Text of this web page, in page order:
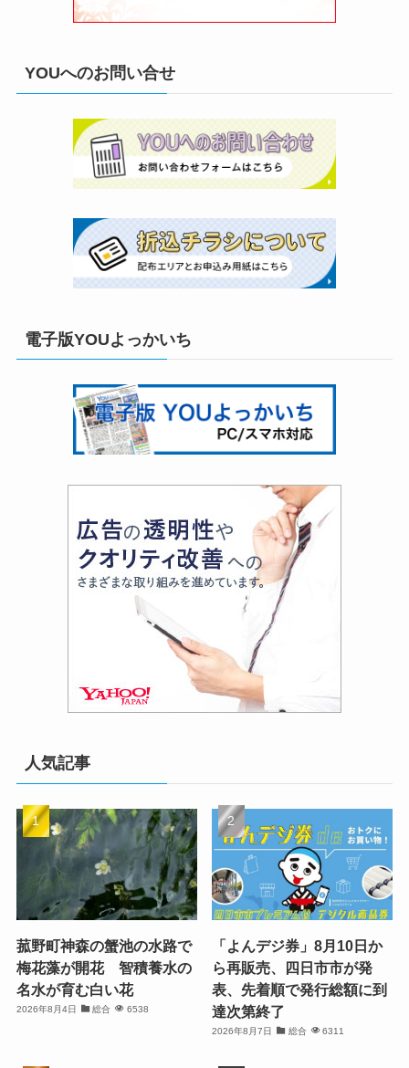
YOUへのお問い合せ
電子版YOUよっかいち
人気記事
菰野町神森の蟹池の水路で
梅花藻が開花 智積養水の
名水が育む白い花
2026年8月4日 総合 6538
「よんデジ券」8月10日か
ら再販売、四日市市が発
表、先着順で発行総額に到
達次第終了
2026年8月7日 総合 6311